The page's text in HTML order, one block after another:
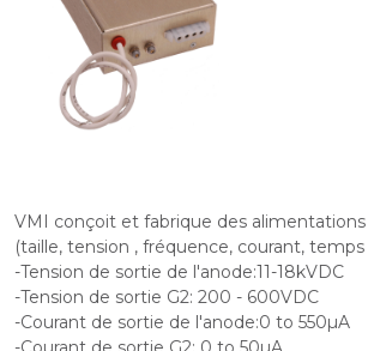
VMI conçoit et fabrique des alimentations
(taille, tension , fréquence, courant,
-Tension de sortie de l'anode:11-18kVDC
-Tension de sortie G2: 200 - 600VDC
-Courant de sortie de l'anode:0 to 550µA